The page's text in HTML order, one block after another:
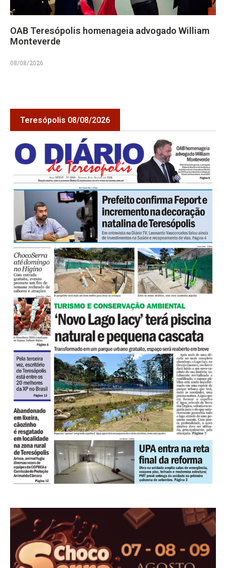
OAB Teresópolis homenageia advogado William
Monteverde
08/08/2026
Teresópolis 08/08/2026